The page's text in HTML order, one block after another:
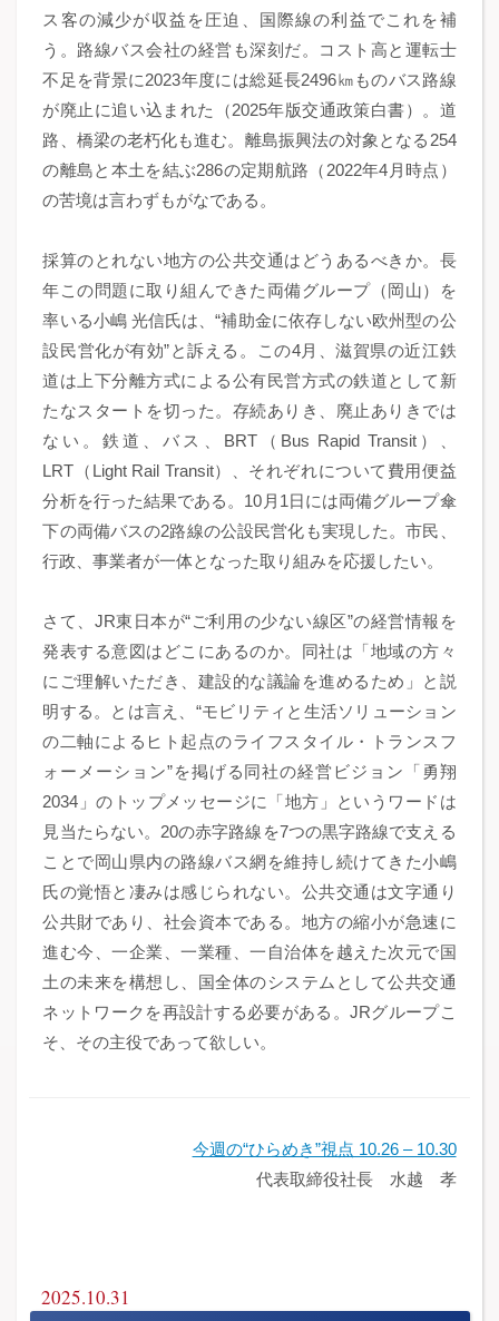
ス客の減少が収益を圧迫、国際線の利益でこれを補
う。路線バス会社の経営も深刻だ。コスト高と運転士
不足を背景に2023年度には総延長2496㎞ものバス路線
が廃止に追い込まれた（2025年版交通政策白書）。道
路、橋梁の老朽化も進む。離島振興法の対象となる254
の離島と本土を結ぶ286の定期航路（2022年4月時点）
の苦境は言わずもがなである。
採算のとれない地方の公共交通はどうあるべきか。長
年この問題に取り組んできた両備グループ（岡山）を
率いる小嶋 光信氏は、“補助金に依存しない欧州型の公
設民営化が有効”と訴える。この4月、滋賀県の近江鉄
道は上下分離方式による公有民営方式の鉄道として新
たなスタートを切った。存続ありき、廃止ありきでは
ない。鉄道、バス、BRT（Bus Rapid Transit）、
LRT（Light Rail Transit）、それぞれについて費用便益
分析を行った結果である。10月1日には両備グループ傘
下の両備バスの2路線の公設民営化も実現した。市民、
行政、事業者が一体となった取り組みを応援したい。
さて、JR東日本が“ご利用の少ない線区”の経営情報を
発表する意図はどこにあるのか。同社は「地域の方々
にご理解いただき、建設的な議論を進めるため」と説
明する。とは言え、“モビリティと生活ソリューション
の二軸によるヒト起点のライフスタイル・トランスフ
ォーメーション”を掲げる同社の経営ビジョン「勇翔
2034」のトップメッセージに「地方」というワードは
見当たらない。20の赤字路線を7つの黒字路線で支える
ことで岡山県内の路線バス網を維持し続けてきた小嶋
氏の覚悟と凄みは感じられない。公共交通は文字通り
公共財であり、社会資本である。地方の縮小が急速に
進む今、一企業、一業種、一自治体を越えた次元で国
土の未来を構想し、国全体のシステムとして公共交通
ネットワークを再設計する必要がある。JRグループこ
そ、その主役であって欲しい。
今週の“ひらめき”視点 10.26 – 10.30
代表取締役社長 水越 孝
2025.10.31